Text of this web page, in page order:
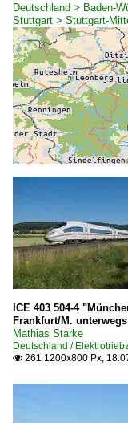
Deutschland > Baden-
Stuttgart > Stuttgart-
ICE 403 504-4
Frankfurt/M.
Mathias Starke
Deutschland /
 261 1200x800 Px,